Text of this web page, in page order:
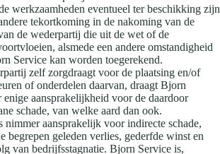
werkzaamheden eventueel ter beschikking zijn
tekortkoming in de nakoming van de
de wederpartij die uit de wet of de
alsmede een andere omstandigheid
Service kan worden toegerekend.
zelf zorgdraagt voor de plaatsing en/of
of onderdelen daarvan, draagt Bjorn
enige aansprakelijkheid voor de daardoor
schade, van welke aard dan ook.
nimmer aansprakelijk voor indirecte schade,
begrepen geleden verlies, gederfde winst en
van bedrijfsstagnatie. Bjorn Service is,